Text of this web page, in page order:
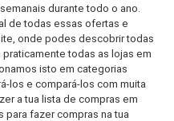
durante todo o ano.
de todas essas ofertas e
onde podes descobrir todas
todas as lojas em
isto em categorias
los e compará-los com muita
a tua lista de compras em
para fazer compras na tua